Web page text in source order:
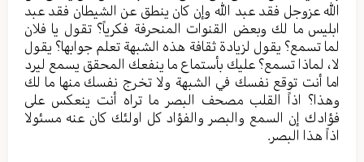
الله عزوجل فقد عبد الله وإن كان ينطق عن الشيطان فقد عبد
ابليس ما لك وبعض القنوات المنحرفة فكرياً؟ تقول يا فلان
لما تسمع؟ يقول لزيادة ثقافة هذه الشبهة تعلم جوابها؟ يقول
لا، لماذا تسمع؟ عليك بأستماع ما ينفعك المحقق يسمع ليرد
اما أنت توقع نفسك في الشبهة ولا تخرج نفسك منها ما لك
وهذا؟ اذاً القلب مصحف البصر ما تراه أنت ينعكس على
فؤادك إن السمع والبصر والفؤاد كل اولئك كان عنه مسئولا
اذاً هذا البصر.